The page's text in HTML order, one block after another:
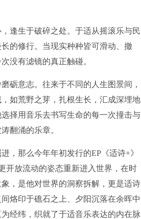
逢生于破碎之处。于适从摇滚乐与民
的修行。当现实种种皆可滑动、撤
没有滤镜的真正触碰。
砺意志。往来于不同的人生图景间，
如荒野之芽，扎根生长，汇成深埋地
择用音乐去书写生命的每一次撞击与
翻涌的乐章。
，那么今年年初发行的EP《适诗+》
开放流动的姿态重新进入世界，在时
，是他对世界的洞察拆解，更是适诗
烙印于礁石之上、夕阳沉落在余晖中
经纬，织就了于适音乐表达的内在脉